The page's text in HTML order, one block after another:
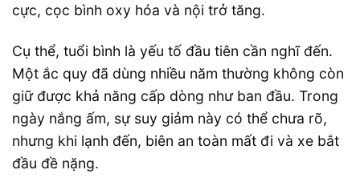
cực, cọc bình oxy hóa và nội trở tăng.
Cụ thể, tuổi bình là yếu tố đầu tiên cần nghĩ đến.
Một ắc quy đã dùng nhiều năm thường không còn
giữ được khả năng cấp dòng như ban đầu. Trong
ngày nắng ấm, sự suy giảm này có thể chưa rõ,
nhưng khi lạnh đến, biên an toàn mất đi và xe bắt
đầu đề nặng.